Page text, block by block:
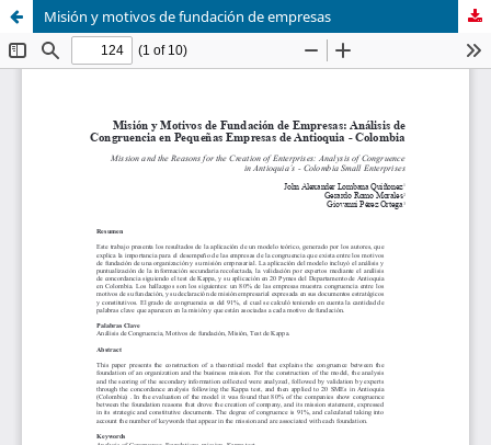
Misión y motivos de fundación de empresas